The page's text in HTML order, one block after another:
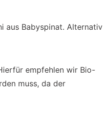
aus Babyspinat. Alternativ
empfehlen wir Bio-
muss, da der